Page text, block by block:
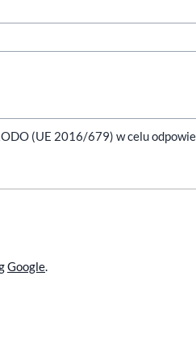
(UE 2016/679) w celu
Google.